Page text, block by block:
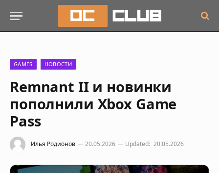
GAMES НОВОСТИ
Remnant II и новинки
пополнили Xbox Game
Pass
Илья Родионов 20.05.2026 Updated: 20.05.2026